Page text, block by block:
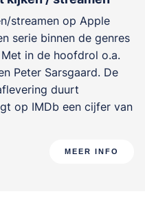
streamen op Apple
serie binnen de genres
Met in de hoofdrol o.a.
Peter Sarsgaard. De
duurt
op IMDb een cijfer van
MEER INFO